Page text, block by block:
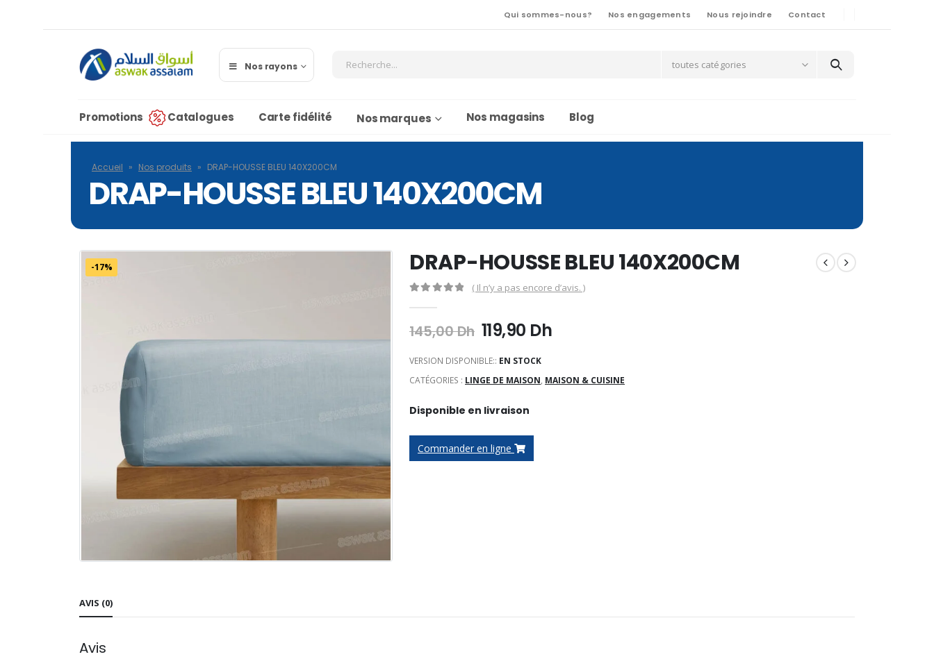
Qui sommes-nous? Nos engagements Nous rejoindre Contact
Nos rayons toutes catégories
Promotions Catalogues Carte fidélité Nos marques Nos magasins Blog
Accueil » Nos produits » DRAP-HOUSSE BLEU 140X200CM
DRAP-HOUSSE BLEU 140X200CM
-17% DRAP-HOUSSE BLEU 140X200CM
( Il n’y a pas encore d’avis. )
145,00Dh Le
initial
était :
119,90 DhLe
est :
VERSION DISPONIBLE:: EN STOCK
CATÉGORIES : LINGE DE MAISON, MAISON & CUISINE
Disponible en livraison
Commander en ligne
AVIS (0)
Avis